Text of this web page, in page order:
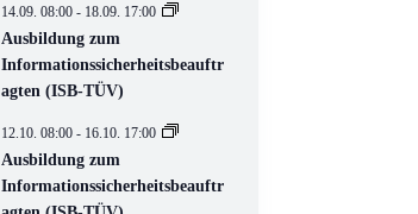
l
V
e
r
n
s
t
a
14.09. 08:00 - 18.09. 17:00
Ausbildung zum
Informationssicherheitsbeauftr
agten (ISB-TÜV)
12.10. 08:00 - 16.10. 17:00
Ausbildung zum
Informationssicherheitsbeauftr